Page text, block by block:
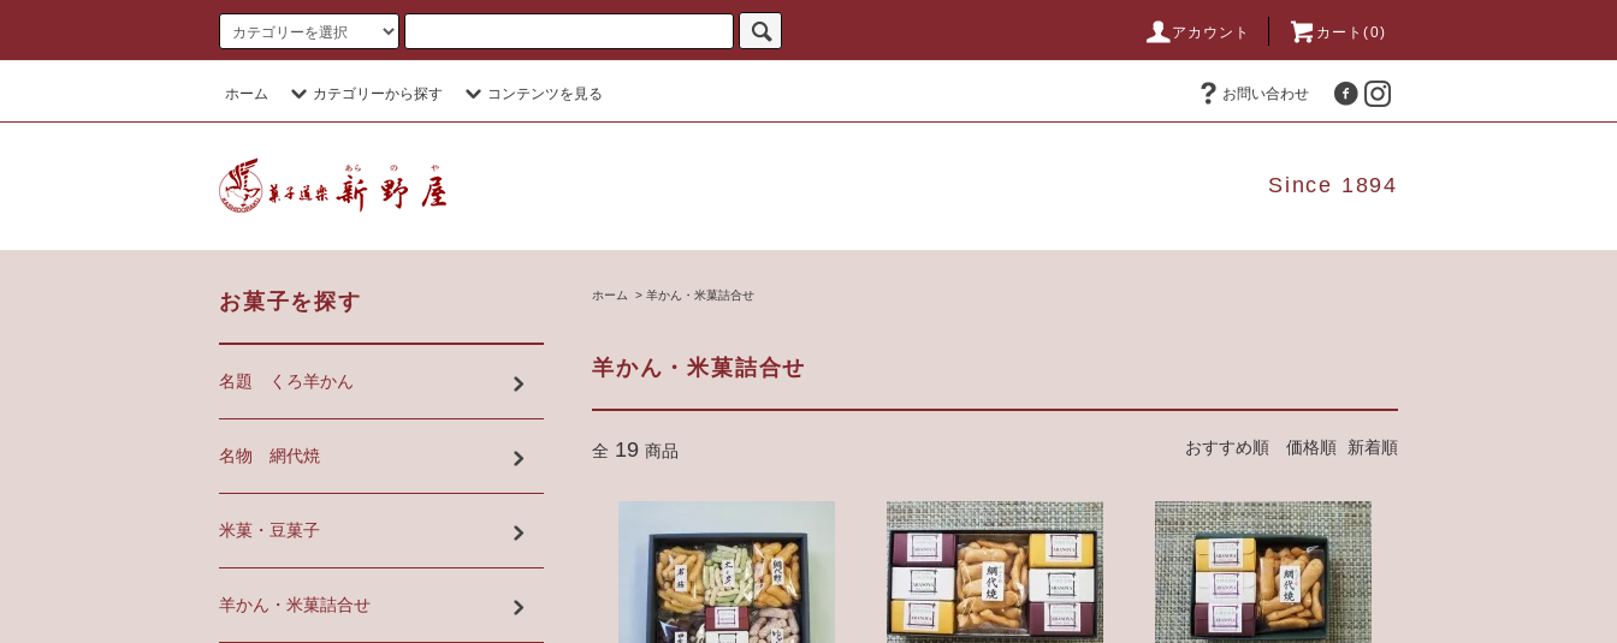
アカウント カート(0)
ホーム カテゴリーから探す コンテンツを見る お問い合わせ
Since 1894
ホーム > 羊かん・米菓詰合せ
羊かん・米菓詰合せ
全 19 商品 おすすめ順 価格順 新着順
お菓子を探す
名題 くろ羊かん
名物 網代焼
米菓・豆菓子
羊かん・米菓詰合せ